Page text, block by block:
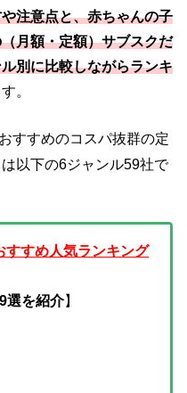
注意点と、赤ちゃんの子
月額・定額）サブスクだ
別に比較しながらランキ
。
おすすめのコスパ抜群の定
以下の6ジャンル59社で
すすめ人気ランキング
選を紹介】